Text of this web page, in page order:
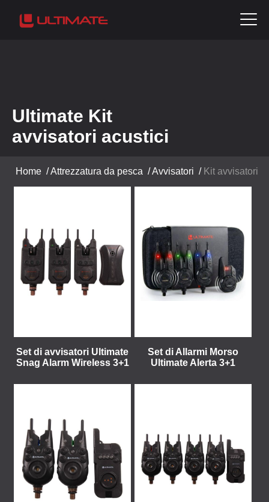
Ultimate Kit
avvisatori acustici
Home /Attrezzatura da pesca /Avvisatori / Kit avvisatori
Set di avvisatori Ultimate
Snag Alarm Wireless 3+1
Set di Allarmi Morso
Ultimate Alerta 3+1